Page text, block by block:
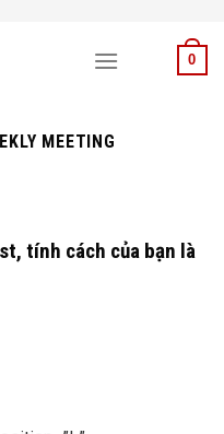
0
MEETING
tính cách của bạn là